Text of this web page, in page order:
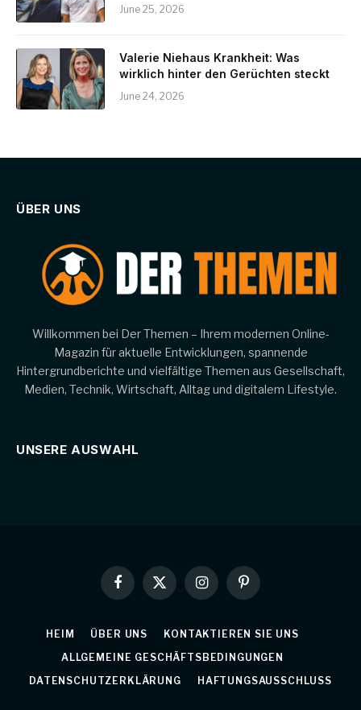
June 25, 2026
Valerie Niehaus Krankheit: Was
wirklich hinter den Gerüchten steckt
June 24, 2026
ÜBER UNS
Willkommen bei Der Themen – Ihrem modernen Online-
Magazin für aktuelle Entwicklungen, spannende
Hintergrundberichte und vielfältige Themen aus Gesellschaft,
Medien, Technik, Wirtschaft, Alltag und digitalem Lifestyle.
UNSERE AUSWAHL
Facebook
X
InstagramPinterest
HEIM ÜBER UNS
KONTAKTIEREN SIE UNS
ALLGEMEINE GESCHÄFTSBEDINGUNGEN
DATENSCHUTZERKLÄRUNG
HAFTUNGSAUSSCHLUSS